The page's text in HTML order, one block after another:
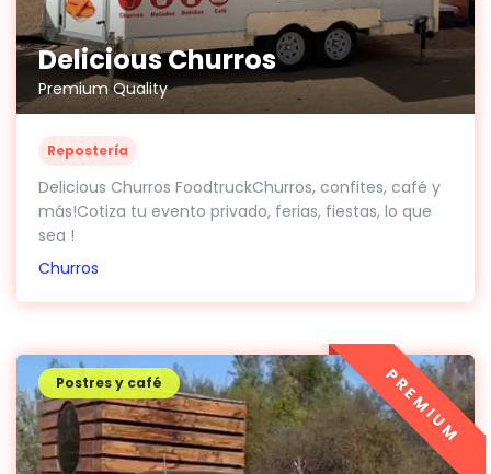
Delicious Churros
Premium Quality
Repostería
Delicious Churros FoodtruckChurros, confites, café y
más!Cotiza tu evento privado, ferias, fiestas, lo que
sea !
Churros
Postres y café PREMIUM